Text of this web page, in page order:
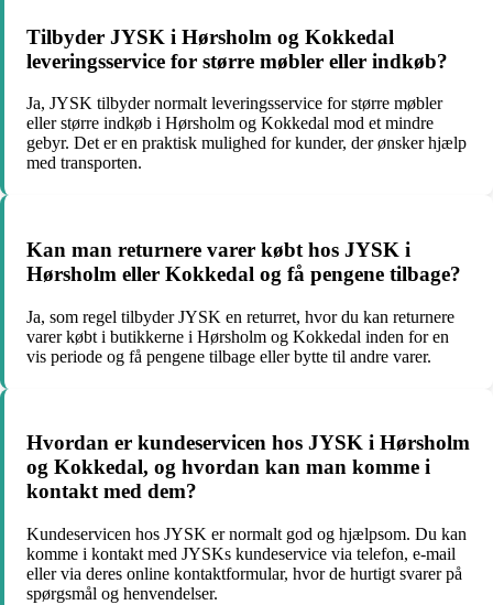
Tilbyder JYSK i Hørsholm og Kokkedal
leveringsservice for større møbler eller indkøb?
Ja, JYSK tilbyder normalt leveringsservice for større møbler
eller større indkøb i Hørsholm og Kokkedal mod et mindre
gebyr. Det er en praktisk mulighed for kunder, der ønsker hjælp
med transporten.
Kan man returnere varer købt hos JYSK i
Hørsholm eller Kokkedal og få pengene tilbage?
Ja, som regel tilbyder JYSK en returret, hvor du kan returnere
varer købt i butikkerne i Hørsholm og Kokkedal inden for en
vis periode og få pengene tilbage eller bytte til andre varer.
Hvordan er kundeservicen hos JYSK i Hørsholm
og Kokkedal, og hvordan kan man komme i
kontakt med dem?
Kundeservicen hos JYSK er normalt god og hjælpsom. Du kan
komme i kontakt med JYSKs kundeservice via telefon, e-mail
eller via deres online kontaktformular, hvor de hurtigt svarer på
spørgsmål og henvendelser.